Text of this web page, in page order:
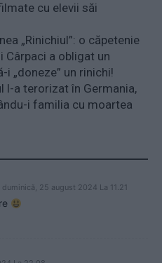
cu elevii săi
„Rinichiul”: o căpetenie
Cârpaci a obligat un
i „doneze” un rinichi!
l-a terorizat în Germania,
i familia cu moartea
duminică, 25 august 2024 La 11.21